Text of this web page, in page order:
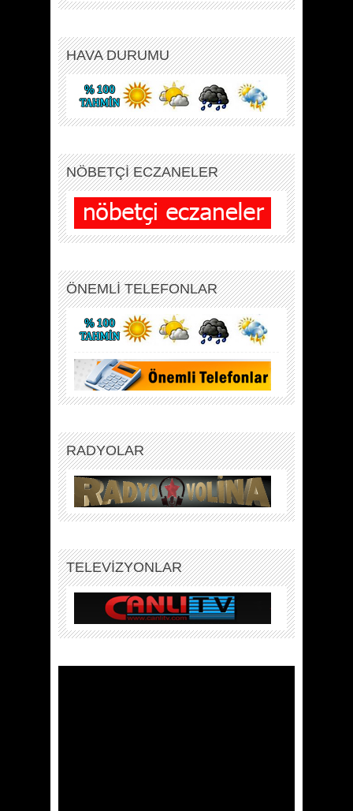
HAVA DURUMU
NÖBETÇİ ECZANELER
ÖNEMLİ TELEFONLAR
RADYOLAR
TELEVİZYONLAR